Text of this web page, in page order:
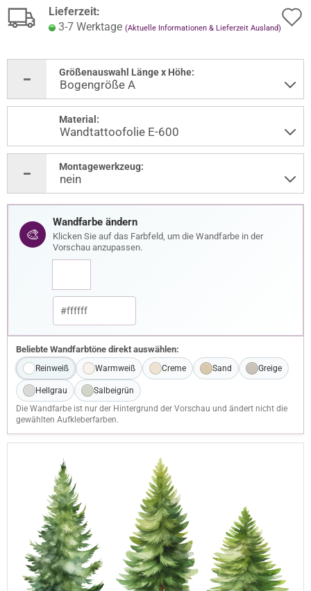
Lieferzeit:
3-7 Werktage (Aktuelle Informationen & Lieferzeit Ausland)
Größenauswahl Länge x Höhe:
Material:
Montagewerkzeug:
🎨
Wandfarbe ändern
Klicken Sie auf das Farbfeld, um die Wandfarbe in der
Vorschau anzupassen.
Beliebte Wandfarbtöne direkt auswählen:
Reinweiß Warmweiß Creme Sand Greige
Hellgrau
Salbeigrün
Die Wandfarbe ist nur der Hintergrund der Vorschau und ändert nicht die
gewählten Aufkleberfarben.